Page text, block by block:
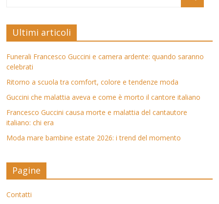
Ultimi articoli
Funerali Francesco Guccini e camera ardente: quando saranno
celebrati
Ritorno a scuola tra comfort, colore e tendenze moda
Guccini che malattia aveva e come è morto il cantore italiano
Francesco Guccini causa morte e malattia del cantautore
italiano: chi era
Moda mare bambine estate 2026: i trend del momento
Pagine
Contatti